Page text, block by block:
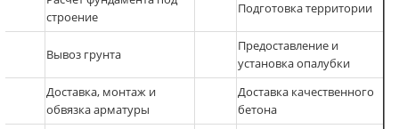
строение
Подготовка территории
Вывоз грунта
Предоставление и
установка опалубки
Доставка, монтаж и
обвязка арматуры
Доставка качественного
бетона